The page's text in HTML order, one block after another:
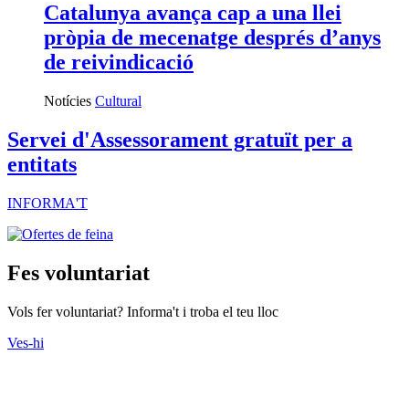
Catalunya avança cap a una llei
pròpia de mecenatge després d’anys
de reivindicació
Notícies Cultural
Servei d'Assessorament gratuït per a
entitats
INFORMA'T
Fes voluntariat
Vols fer voluntariat? Informa't i troba el teu lloc
Ves-hi